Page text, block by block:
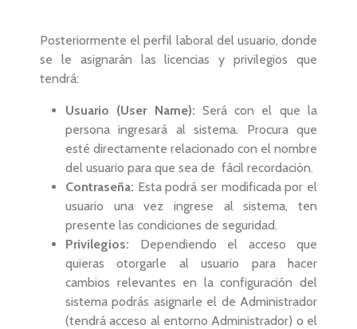
Posteriormente el perfil laboral del usuario, donde
se le asignarán las licencias y privilegios que
tendrá:
Usuario (User Name): Será con el que la
persona ingresará al sistema. Procura que
esté directamente relacionado con el nombre
del usuario para que sea de fácil recordación.
Contraseña: Esta podrá ser modificada por el
usuario una vez ingrese al sistema, ten
presente las condiciones de seguridad.
Privilegios: Dependiendo el acceso que
quieras otorgarle al usuario para hacer
cambios relevantes en la configuración del
sistema podrás asignarle el de Administrador
(tendrá acceso al entorno Administrador) o el